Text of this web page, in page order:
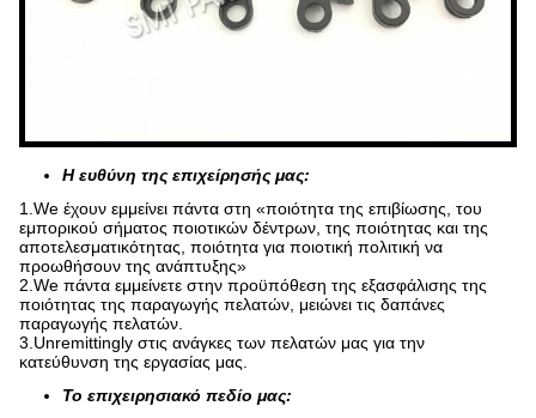
Η ευθύνη της επιχείρησής μας:
1.We έχουν εμμείνει πάντα στη «ποιότητα της επιβίωσης, του
εμπορικού σήματος ποιοτικών δέντρων, της ποιότητας και της
αποτελεσματικότητας, ποιότητα για ποιοτική πολιτική να
προωθήσουν της ανάπτυξης»
2.We πάντα εμμείνετε στην προϋπόθεση της εξασφάλισης της
ποιότητας της παραγωγής πελατών, μειώνει τις δαπάνες
παραγωγής πελατών.
3.Unremittingly στις ανάγκες των πελατών μας για την
κατεύθυνση της εργασίας μας.
Το επιχειρησιακό πεδίο μας: